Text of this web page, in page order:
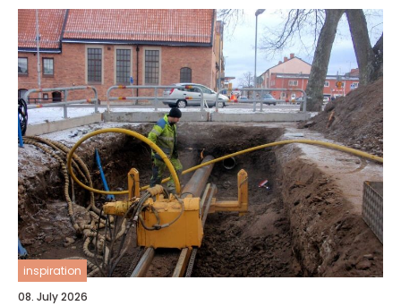
inspiration
08. July 2026